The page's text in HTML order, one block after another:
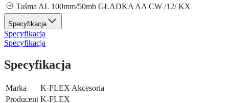
Taśma AL 100mm/50mb GŁADKA AA CW /12/ KX
Specyfikacja
Specyfikacja
Specyfikacja
Specyfikacja
Marka
K-FLEX Akcesoria
Producent K-FLEX